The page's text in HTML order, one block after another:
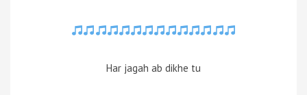
Har jagah ab dikhe tu